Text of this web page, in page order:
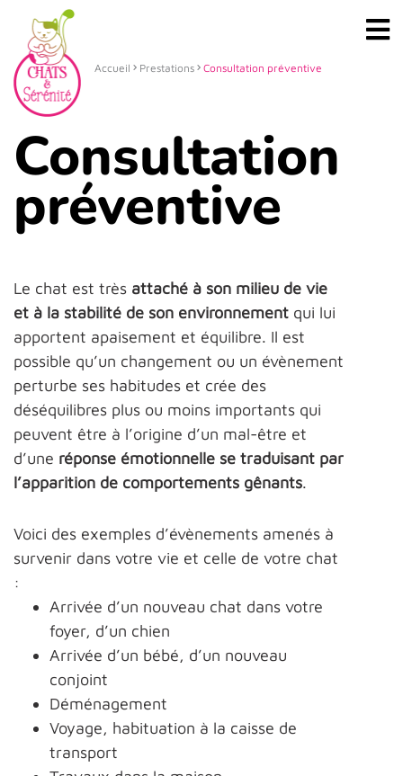
Accueil Prestations Consultation préventive
Consultation
préventive
Le chat est très attaché à son milieu de vie
et à la stabilité de son environnement qui lui
apportent apaisement et équilibre. Il est
possible qu’un changement ou un évènement
perturbe ses habitudes et crée des
déséquilibres plus ou moins importants qui
peuvent être à l’origine d’un mal-être et
d’une réponse émotionnelle se traduisant par
l’apparition de comportements gênants.
Voici des exemples d’évènements amenés à
survenir dans votre vie et celle de votre chat
:
Arrivée d’un nouveau chat dans votre
foyer, d’un chien
Arrivée d’un bébé, d’un nouveau
conjoint
Déménagement
Voyage, habituation à la caisse de
transport